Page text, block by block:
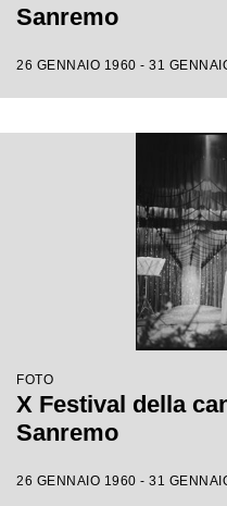
Sanremo
26 GENNAIO 1960 - 31
FOTO
X Festival della
Sanremo
26 GENNAIO 1960 - 31